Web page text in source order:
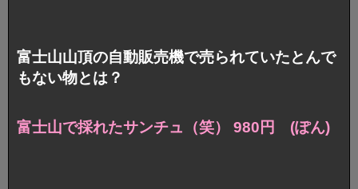
富士山山頂の自動販売機で売られていたとんで
もない物とは？
富士山で採れたサンチュ（笑） 980円 (ぽん)